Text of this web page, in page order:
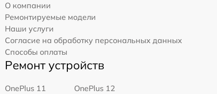
О компании
Ремонтируемые модели
Наши услуги
Согласие на обработку персональных данных
Способы оплаты
Ремонт устройств
OnePlus 11
OnePlus 12